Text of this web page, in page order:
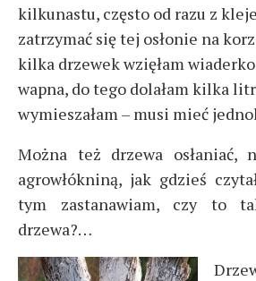
kilkunastu, często od razu z
zatrzymać się tej osłonie na
kilka drzewek wzięłam
wapna, do tego dolałam kilka
wymieszałam – musi mieć
Można też drzewa osłaniać,
agrowłókniną, jak gdzieś
tym zastanawiam, czy to
drzewa?…